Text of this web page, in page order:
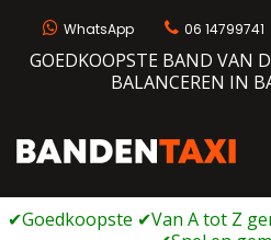
WhatsApp 06 14799741
GOEDKOOPSTE BAND VAN
BALANCEREN IN